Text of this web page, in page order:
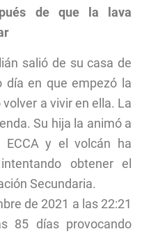
de que la lava
salió de su casa de
día en que empezó la
a vivir en ella. La
Su hija la animó a
ECCA y el volcán ha
obtener el
Secundaria.
de 2021 a las 22:21
85 días provocando